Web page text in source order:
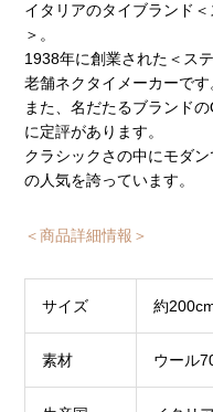
イタリアのタイブランド
＞。
1938年に創業された＜ス
老舗ネクタイメーカーです
また、名だたるブランド
に定評があります。
クラシックさの中にモダ
の人気を誇っています。
＜商品詳細情報＞
サイズ 約
素材 ウール